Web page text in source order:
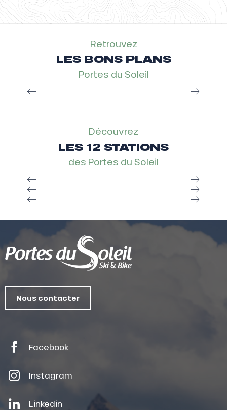
Retrouvez
LES BONS PLANS
Portes du Soleil
Découvrez
LES 12 STATIONS
des Portes du Soleil
Nous contacter
Facebook
Instagram
Linkedin